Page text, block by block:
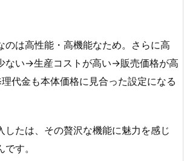
のは高性能・高機能なため。さらに高
ない→生産コストが高い→販売価格が高
代金も本体価格に見合った設定になる
したは、その贅沢な機能に魅力を感じ
す。